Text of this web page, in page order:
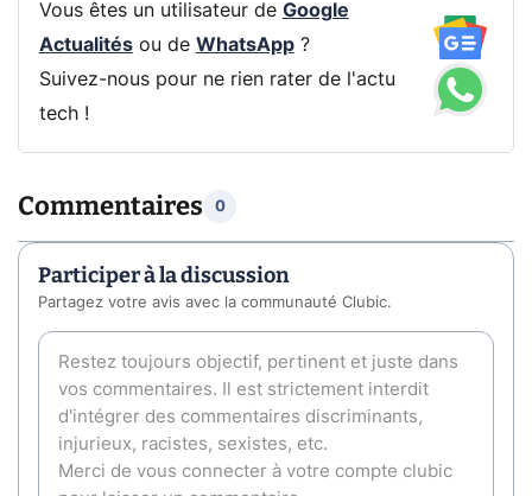
Vous êtes un utilisateur de Google
Actualitésou de WhatsApp?
Suivez-nous pour ne rien rater de l'actu
tech !
Commentaires 0
Participer à la discussion
Partagez votre avis avec la communauté Clubic.